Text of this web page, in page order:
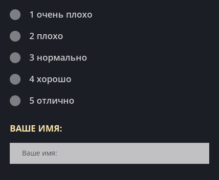
1 очень плохо
2 плохо
3 нормально
4 хорошо
5 отлично
ВАШЕ ИМЯ: